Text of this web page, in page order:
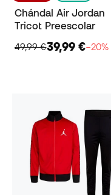
Chándal Air Jordan
Tricot Preescolar
49,99 €39,99 €−20%